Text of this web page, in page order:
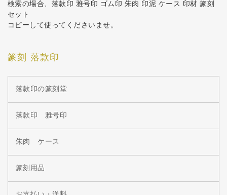
検索の場合、落款印 雅号印 ゴム印 朱肉 印泥 ケース 印材 篆刻
セット
コピーして使ってくださいませ。
篆刻 落款印
落款印の篆刻堂
落款印 雅号印
朱肉 ケース
篆刻用品